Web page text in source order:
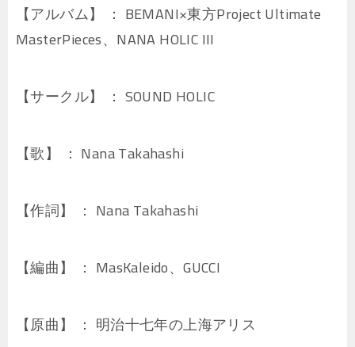
【アルバム】 ： BEMANI×東方Project Ultimate
MasterPieces、NANA HOLIC III
【サークル】 ： SOUND HOLIC
【歌】 ： Nana Takahashi
【作詞】 ： Nana Takahashi
【編曲】 ： MasKaleido、GUCCI
【原曲】 ： 明治十七年の上海アリス